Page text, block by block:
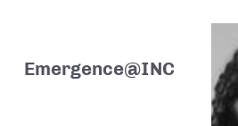
Emergence@INC